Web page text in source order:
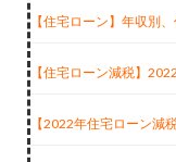
【住宅ローン】年収別
【住宅ローン減税】
【2022年住宅ローン減